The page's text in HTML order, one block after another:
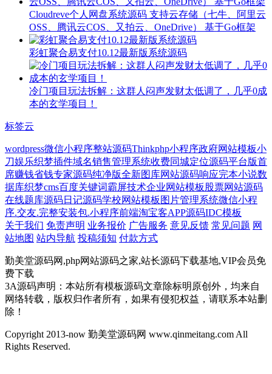
Cloudreve个人网盘系统源码 支持云存储（七牛、阿里云
OSS、腾讯云COS、又拍云、OneDrive） 基于Go框架
彩虹聚合易支付10.12最新版系统源码
冷门项目玩法拆解：这群人闷声发财太低调了，几乎0成
本的玄学项目！
标签云
wordpress微信小程序整站源码Thinkphp小程序政府网站模板小
刀娱乐织梦插件域名销售管理系统收费同城定位源码平台版首
席赚钱省钱专家源码纯净版全新图库网站源码响应完本小说数
据库织梦cms百度关键词霸屏技术企业网站模板 股票网站源码
在线题库源码日记源码学校网站模板 图片管理系统微信小程
序.交友.完整安装包.小程序前端淘宝客APP源码IDC模板
关于我们 免责声明 业务报价 广告服务 意见反馈 常见问题 网
站地图 站内导航 投稿须知 付款方式
勤美堂源码网,php网站源码之家,站长源码下载基地,VIP会员免
费下载
3A源码声明：本站所有模板源码文章除标明原创外，均来自
网络转载，版权归作者所有，如果有侵犯权益，请联系本站删
除！
Copyright 2013-now 勤美堂源码网 www.qinmeitang.com All
Rights Reserved.